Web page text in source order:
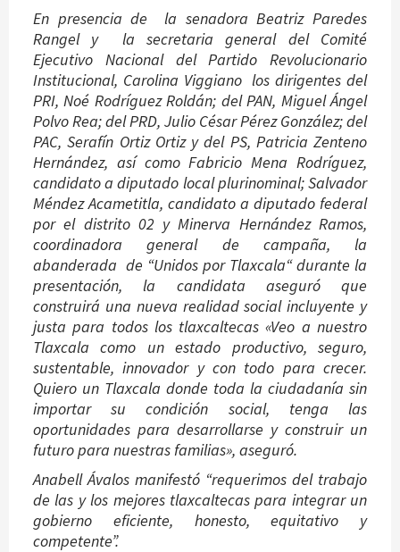
En presencia de la senadora Beatriz Paredes
Rangel y la secretaria general del Comité
Ejecutivo Nacional del Partido Revolucionario
Institucional, Carolina Viggiano los dirigentes del
PRI, Noé Rodríguez Roldán; del PAN, Miguel Ángel
Polvo Rea; del PRD, Julio César Pérez González; del
PAC, Serafín Ortiz Ortiz y del PS, Patricia Zenteno
Hernández, así como Fabricio Mena Rodríguez,
candidato a diputado local plurinominal; Salvador
Méndez Acametitla, candidato a diputado federal
por el distrito 02 y Minerva Hernández Ramos,
coordinadora general de campaña, la
abanderada de “Unidos por Tlaxcala“ durante la
presentación, la candidata aseguró que
construirá una nueva realidad social incluyente y
justa para todos los tlaxcaltecas «Veo a nuestro
Tlaxcala como un estado productivo, seguro,
sustentable, innovador y con todo para crecer.
Quiero un Tlaxcala donde toda la ciudadanía sin
importar su condición social, tenga las
oportunidades para desarrollarse y construir un
futuro para nuestras familias», aseguró.
Anabell Ávalos manifestó “requerimos del trabajo
de las y los mejores tlaxcaltecas para integrar un
gobierno eficiente, honesto, equitativo y
competente”.